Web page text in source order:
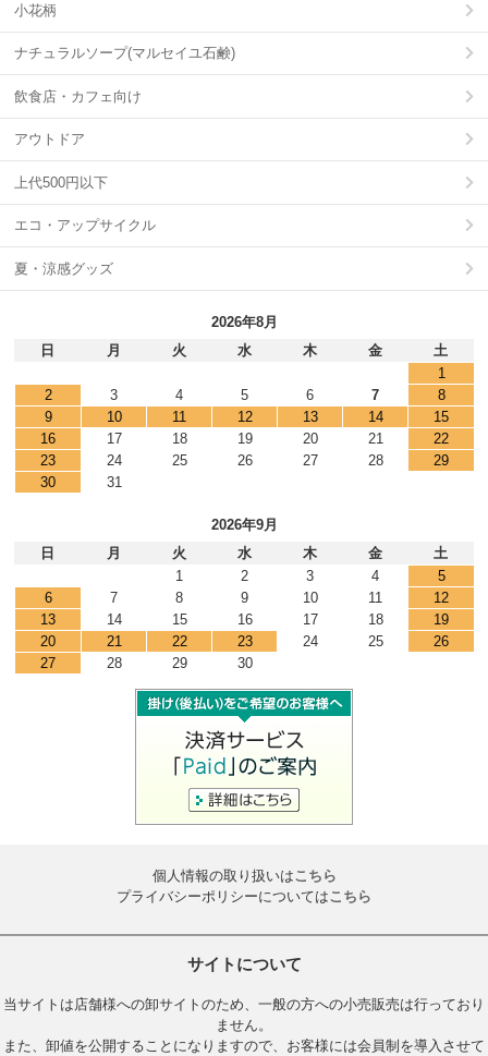
小花柄
ナチュラルソープ(マルセイユ石鹸)
飲食店・カフェ向け
アウトドア
上代500円以下
エコ・アップサイクル
夏・涼感グッズ
2026年8月
日
月 火 水 木 金
土
1
2
3 4 5 6 7
8
9
10 11 12 13 14
15
16
17 18 19 20 21
22
23
24 25 26 27 28
29
30
31
2026年9月
日
月 火 水 木 金
土
1
2 3 4
5
6
7 8 9 10 11
12
13
14 15 16 17 18
19
20
21 22 23 24 25
26
27
28 29 30
個人情報の取り扱いはこちら
プライバシーポリシーについてはこちら
サイトについて
当サイトは店舗様への卸サイトのため、一般の方への小売販売は行っており
ません。
また、卸値を公開することになりますので、お客様には会員制を導入させて